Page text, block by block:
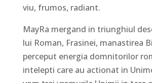
viu, frumos, radiant.
MayRa mergand in triunghiul
lui Roman, Frasinei, manastirea
perceput energia domnitorilor
intelepti care au actionat in